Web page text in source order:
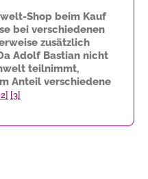
Shop beim Kauf
bei verschiedenen
zusätzlich
Adolf Bastian nicht
teilnimmt,
Anteil verschiedene
[2] [3]